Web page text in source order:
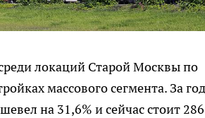
локаций Старой Москвы по
массового сегмента. За год
на 31,6% и сейчас стоит